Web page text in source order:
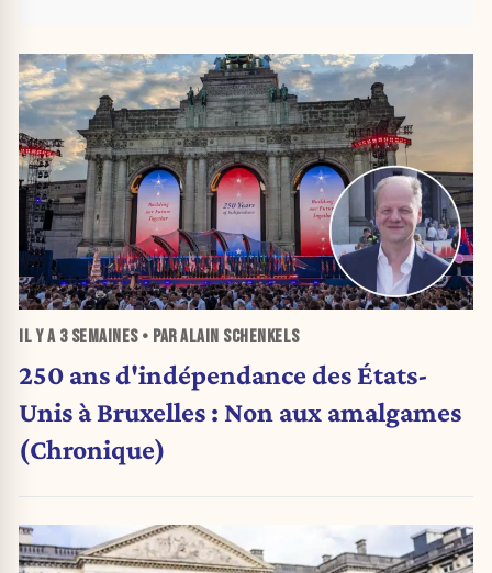
IL Y A 3 SEMAINES• PAR ALAIN SCHENKELS
250 ans d'indépendance des États-
Unis à Bruxelles : Non aux amalgames
(Chronique)